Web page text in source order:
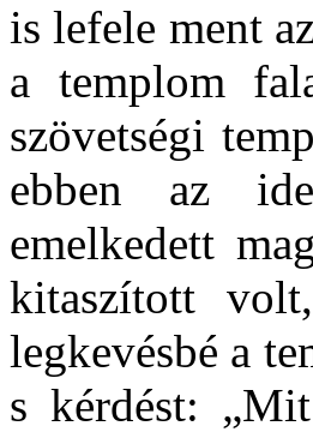
is lefele ment
a templom
szövetségi
ebben az
emelkedett
kitaszított
legkevésbé a
s kérdést: „